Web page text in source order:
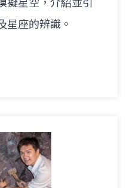
擬星空，介紹並引
星座的辨識。